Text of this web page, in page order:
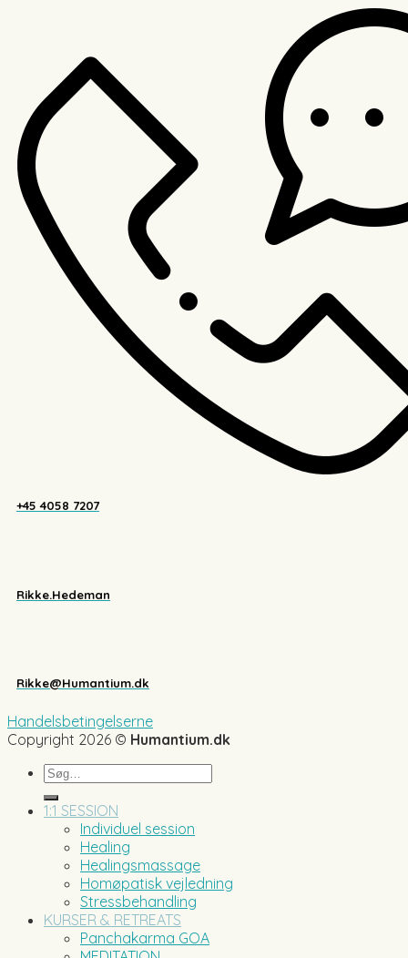
+45 4058 7207
Rikke.Hedeman
Rikke@Humantium.dk
Handelsbetingelserne
Copyright 2026 © Humantium.dk
Søg
efter:
1:1 SESSION
Individuel session
Healing
Healingsmassage
Homøpatisk vejledning
Stressbehandling
KURSER & RETREATS
Panchakarma GOA